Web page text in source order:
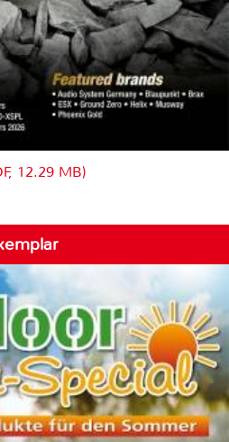
12.29 MB)